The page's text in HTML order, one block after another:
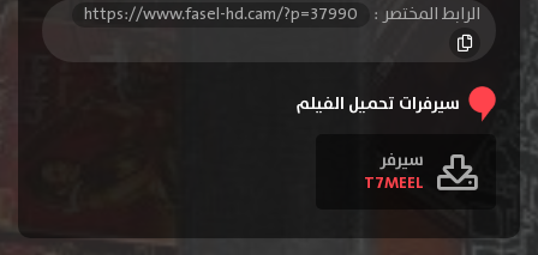
الرابط المختصر :
https://www.fasel-hd.cam/?p=37990
سيرفرات تحميل الفيلم
سيرفر
T7MEEL